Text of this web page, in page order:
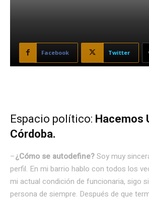
Facebook Twitter
Espacio político: Hacemos
Córdoba.
–¿Cómo se autodefine?Soy muy
perfil. En mi barrio hablo con todos los
mi actual condición de funcionaria, sigo
persona de siempre. Después de que